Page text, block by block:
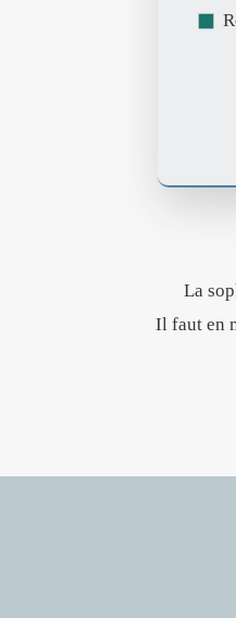
La
Il faut en